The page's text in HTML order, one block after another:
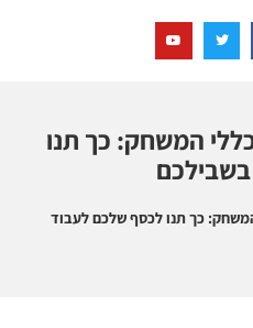
המשחק: כך תנו
כך תנו לכסף שלכם לעבוד